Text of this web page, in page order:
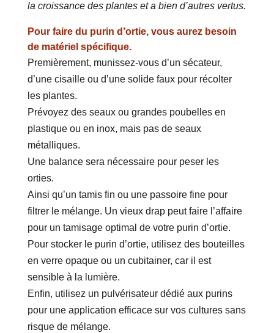
la croissance des plantes et a bien d’autres vertus.
Pour faire du purin d’ortie, vous aurez besoin
de matériel spécifique.
Premièrement, munissez-vous d’un sécateur,
d’une cisaille ou d’une solide faux pour récolter
les plantes.
Prévoyez des seaux ou grandes poubelles en
plastique ou en inox, mais pas de seaux
métalliques.
Une balance sera nécessaire pour peser les
orties.
Ainsi qu’un tamis fin ou une passoire fine pour
filtrer le mélange. Un vieux drap peut faire l’affaire
pour un tamisage optimal de votre purin d’ortie.
Pour stocker le purin d’ortie, utilisez des bouteilles
en verre opaque ou un cubitainer, car il est
sensible à la lumière.
Enfin, utilisez un pulvérisateur dédié aux purins
pour une application efficace sur vos cultures sans
risque de mélange.